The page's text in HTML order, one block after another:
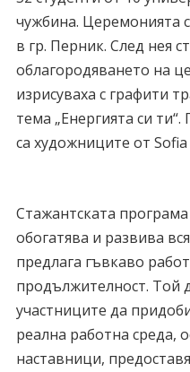
чужбина. Церемонията
в гр. Перник. След нея
облагородяването на
изрисуваха с графити
тема „Енергията си
са художниците от
Стажантската
обогатява и развива
предлага гъвкаво
продължителност. Той
участниците да
реална работна среда,
наставници,